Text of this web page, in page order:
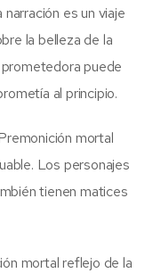
es un viaje
la belleza de la
puede
al principio.
mortal
Los personajes
tienen matices
mortal reflejo de la